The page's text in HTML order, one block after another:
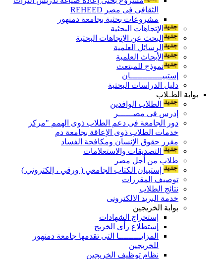
الثقافى فى مصر REHEED
مشروعات بحثية بجامعة دمنهور
الإتجاهات البحثية
البحث عن الإتجاهات البحثية
الرسائل العلمية
الأبحاث العلمية
نموذج للمبتعث
إستبيـــــــــــــان
دليل الدراسات البحثية
بوابة الطـلاب
الطلاب الوافدين
إدرس فى مصــــــر
دور الجامعة فى دعم الطلاب ذوى الهمم "مركز
خدمات الطلاب ذوى الإعاقة بجامعة دم
مقرر حقوق الإنسان ومكافحة الفساد
التصديقات والاستعلامات
طلاب من أجل مصر
إستبيان الكتاب الجامعي ( ورقي ، إلكتروني )
توصيف المقررات
نتائج الطلاب
خدمة البريد الالكترونى
بوابة الخريجين
إستخراج الشهادات
إستطلاع رأى الخريج
المزايـــــــــا التى تقدمها جامعة دمنهور
للخريجين
نظام توظيف الخريجين